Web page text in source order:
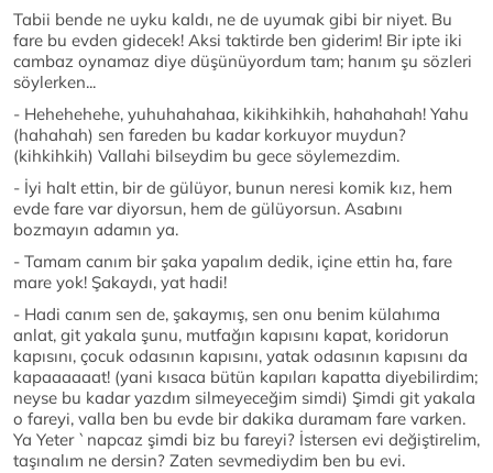
Tabii bende ne uyku kaldı, ne de uyumak gibi bir niyet. Bu
fare bu evden gidecek! Aksi taktirde ben giderim! Bir ipte iki
cambaz oynamaz diye düşünüyordum tam; hanım şu sözleri
söylerken...
- Hehehehehe, yuhuhahahaa, kikihkihkih, hahahahah! Yahu
(hahahah) sen fareden bu kadar korkuyor muydun?
(kihkihkih) Vallahi bilseydim bu gece söylemezdim.
- İyi halt ettin, bir de gülüyor, bunun neresi komik kız, hem
evde fare var diyorsun, hem de gülüyorsun. Asabını
bozmayın adamın ya.
- Tamam canım bir şaka yapalım dedik, içine ettin ha, fare
mare yok! Şakaydı, yat hadi!
- Hadi canım sen de, şakaymış, sen onu benim külahıma
anlat, git yakala şunu, mutfağın kapısını kapat, koridorun
kapısını, çocuk odasının kapısını, yatak odasının kapısını da
kapaaaaaat! (yani kısaca bütün kapıları kapatta diyebilirdim;
neyse bu kadar yazdım silmeyeceğim simdi) Şimdi git yakala
o fareyi, valla ben bu evde bir dakika duramam fare varken.
Ya Yeter `napcaz şimdi biz bu fareyi? İstersen evi değiştirelim,
taşınalım ne dersin? Zaten sevmediydim ben bu evi.